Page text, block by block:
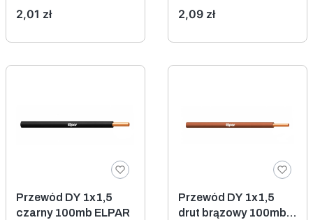
Cena
2,01 zł Cena
2,09 zł
Przewód DY 1x1,5
czarny 100mb ELPAR
Przewód DY 1x1,5
drut brązowy 100mb